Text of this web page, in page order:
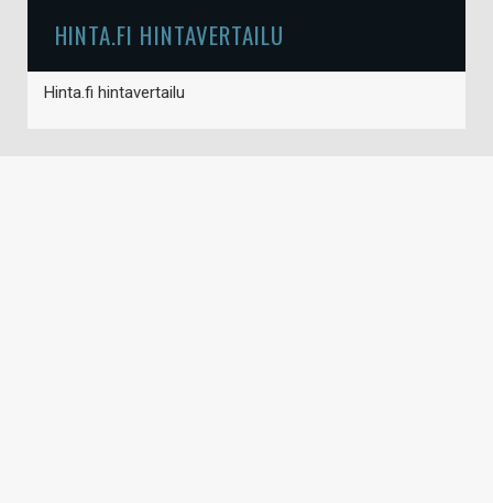
HINTA.FI HINTAVERTAILU
Hinta.fi hintavertailu